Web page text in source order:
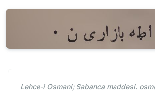
Lehce-i Osmani; Sabanca maddesi.